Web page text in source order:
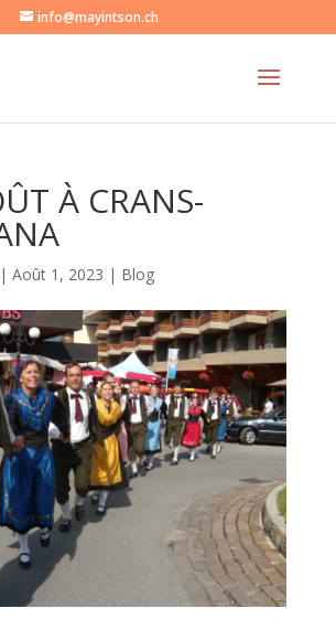
info@mayintson.ch
À CRANS-
| Août 1, 2023 | Blog